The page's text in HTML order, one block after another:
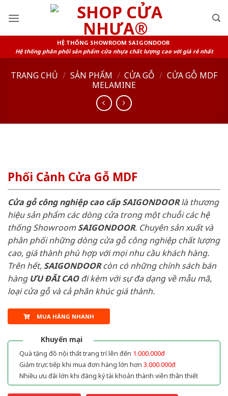
HỆ THỐNG SHOWROOM SAIGONDOOR
Hệ thống phân phối sản phẩm cửa nhựa chất lượng cao với giá rẻ nhất
TRANG CHỦ / SẢN PHẨM / CỬA GỖ / CỬA GỖ MDF
MELAMINE
Phối Cảnh Cửa Gỗ MDF
Cửa gỗ công nghiệp cao cấp SAIGONDOORlà thương
hiệu sản phẩm các dòng cửa trong một chuỗi các hệ
thống ShowroomSAIGONDOOR. Chuyên sản xuất và
phân phối những dòng cửa gỗ công nghiệp chất lượng
cao, giá thành phù hợp với mọi nhu cầu khách hàng.
Trên hết, SAIGONDOORcòn có những chính sách bán
hàng ƯU ĐÃI CAOđi kèm với sự đa dạng về mẫu mã,
loại cửa gỗ và cả phân khúc giá thành.
MUA HÀNG NHANH
Khuyến mại
Quà tặng đồ nội thất trang trí lên đến 1.000.000đ
Giảm trực tiếp khi mua đơn hàng lớn hơn 3.000.000đ
Nhiều ưu đãi lớn khi đăng ký tài khoản thành viên thân thiết